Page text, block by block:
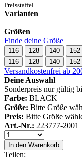
Preisstaffel
Varianten
Größen
Finde deine Größe
116 128 140 152
116
128 140 152
Versandkostenfrei ab
Deine Auswahl
Sonderpreis nur gültig
Farbe: BLACK
Größe: Bitte Größe
Preis: Bitte Größe
Art.-Nr.: 223777-2001
In den Warenkorb
Teilen: